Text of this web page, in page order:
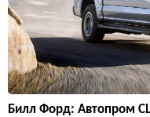
Билл Форд: Автопром